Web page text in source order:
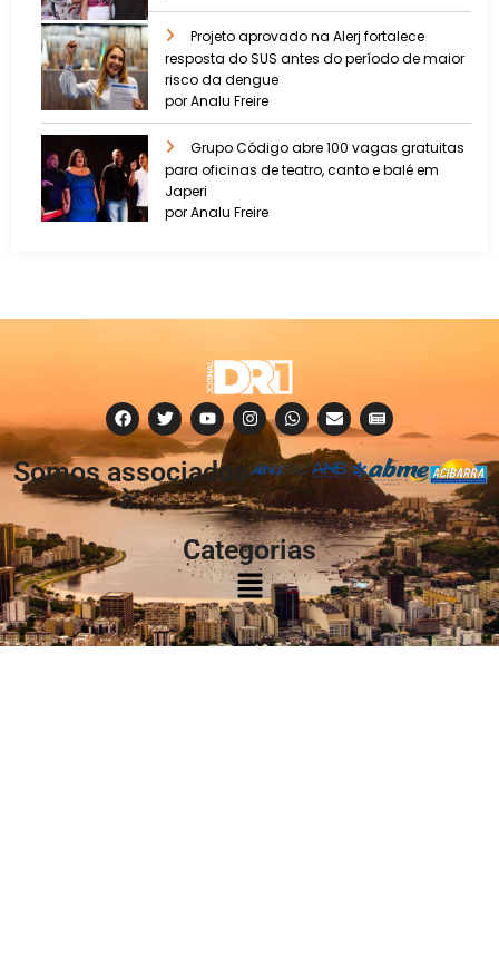
Projeto aprovado na Alerj fortalece
resposta do SUS antes do período de maior
risco da dengue
por Analu Freire
Grupo Código abre 100 vagas gratuitas
para oficinas de teatro, canto e balé em
Japeri
por Analu Freire
Somos associados
à:
Categorias